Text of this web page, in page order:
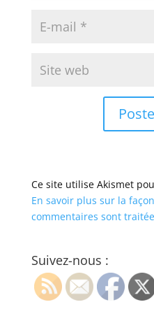
Ce site utilise Akismet
En savoir plus sur la
commentaires sont
Suivez-nous :